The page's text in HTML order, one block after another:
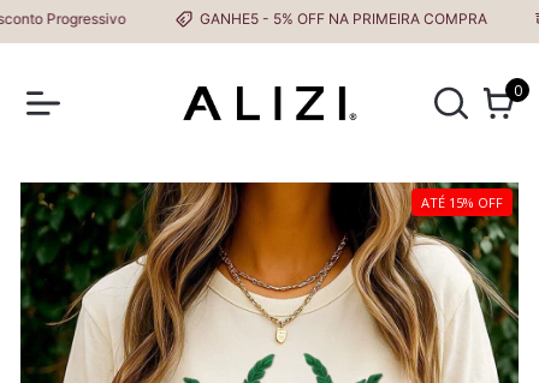
Progressivo GANHE5 - 5% OFF NA PRIMEIRA COMPRA
0
ATÉ 15% OFF